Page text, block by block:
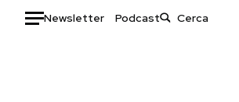
Newsletter Podcast